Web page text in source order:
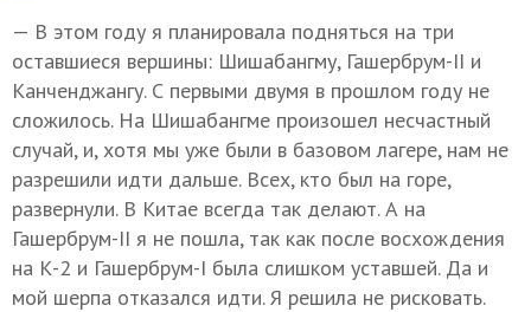
— В этом году я планировала подняться на три
оставшиеся вершины: Шишабангму, Гашербрум-II и
Канченджангу. С первыми двумя в прошлом году не
сложилось. На Шишабангме произошел несчастный
случай, и, хотя мы уже были в базовом лагере, нам не
разрешили идти дальше. Всех, кто был на горе,
развернули. В Китае всегда так делают. А на
Гашербрум-II я не пошла, так как после восхождения
на К-2 и Гашербрум-I была слишком уставшей. Да и
мой шерпа отказался идти. Я решила не рисковать.